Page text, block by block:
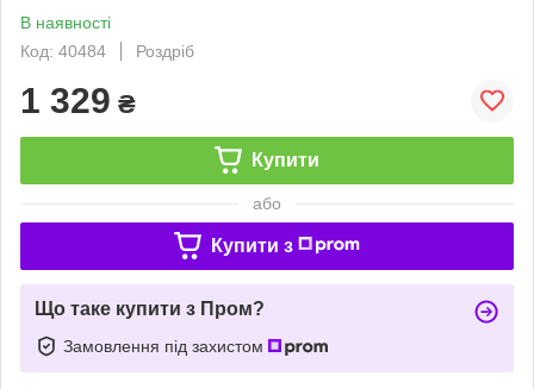
В наявності
Код: 40484
Роздріб
1 329 ₴
Купити
або
Купити з
Що таке купити з Пром?
Замовлення під захистом